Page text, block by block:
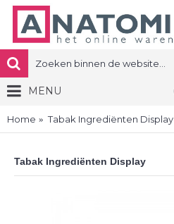
MENU
Home Tabak Ingrediënten Display
Tabak Ingrediënten Display